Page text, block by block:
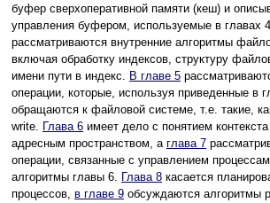
буфер сверхоперативной памяти (кеш) и
управления буфером, используемые в главах
рассматриваются внутренние алгоритмы
включая обработку индексов, структуру
имени пути в индекс. В главе 5
операции, которые, используя приведенные в
обращаются к файловой системе, т.е. такие,
write. Глава 6 имеет дело с понятием
адресным пространством, а глава 7
операции, связанные с управлением
алгоритмы главы 6. Глава 8 касается
процессов, в главе 9 обсуждаются алгоритмы